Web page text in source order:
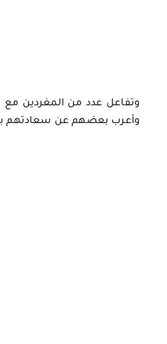
وتفاعل عدد من المغردين مع
وأعرب بعضهم عن سعادتهم